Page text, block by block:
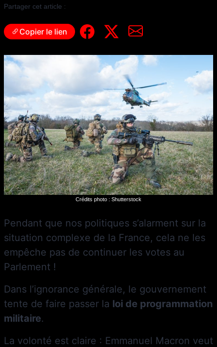
Partager cet article :
Copier le lien
Crédits photo : Shutterstock
Pendant que nos politiques s’alarment sur la
situation complexe de la France, cela ne les
empêche pas de continuer les votes au
Parlement !
Dans l’ignorance générale, le gouvernement
tente de faire passer la loi de programmation
militaire.
La volonté est claire : Emmanuel Macron veut